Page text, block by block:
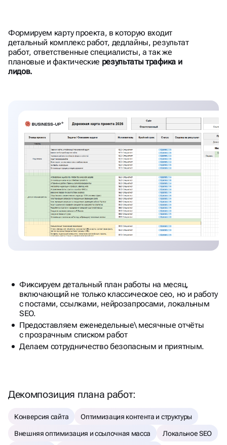
СЧИТАЕМ ПЛАН\ФАКТ
ТРАФИКА\ЛИДОВ КАЖДЫЙ
МЕСЯЦ. РАБОТАЕМ С KPI
Формируем карту проекта, в которую входит
детальный комплекс работ, дедлайны, результат
работ, ответственные специалисты, а так же
плановые и фактические результаты трафика и
лидов.
Фиксируем детальный план работы на месяц,
включающий не только классическое сео, но и работу
с постами, ссылками, нейрозапросами, локальным
SEO.
Предоставляем еженедельные\ месячные отчёты
с прозрачным списком работ
Делаем сотрудничество безопасным и приятным.
Декомпозиция плана работ:
Конверсия сайта Оптимизация контента и структуры
Внешняя оптимизация и ссылочная масса Локальное SEO